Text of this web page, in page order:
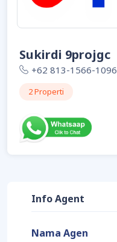
Sukirdi 9projgc
+62 813-1566-1096
2 Properti
Info Agent
Nama Agen